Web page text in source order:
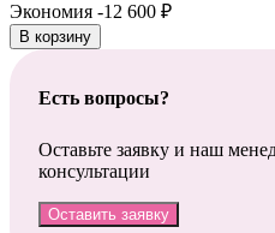
Экономия -12 600 ₽
В корзину
Есть вопросы?
Оставьте заявку и наш
консультации
Оставить заявку